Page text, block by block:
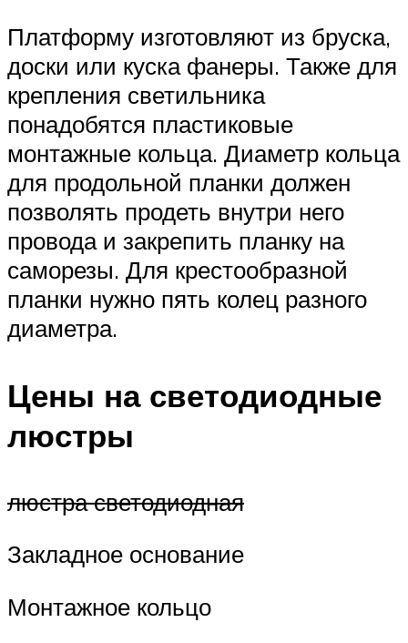
Платформу изготовляют из бруска,
доски или куска фанеры. Также для
крепления светильника
понадобятся пластиковые
монтажные кольца. Диаметр кольца
для продольной планки должен
позволять продеть внутри него
провода и закрепить планку на
саморезы. Для крестообразной
планки нужно пять колец разного
диаметра.
Цены на светодиодные
люстры
люстра светодиодная
Закладное основание
Монтажное кольцо